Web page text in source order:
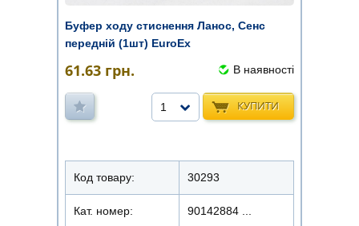
Буфер ходу стиснення Ланос, Сенс
передній (1шт) EuroEx
61.63 грн. В наявності
КУПИТИ
1
Код товару: 30293
Кат. номер: 90142884 ...